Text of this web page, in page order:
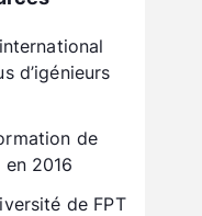
d’igénieurs
de
2016
de FPT